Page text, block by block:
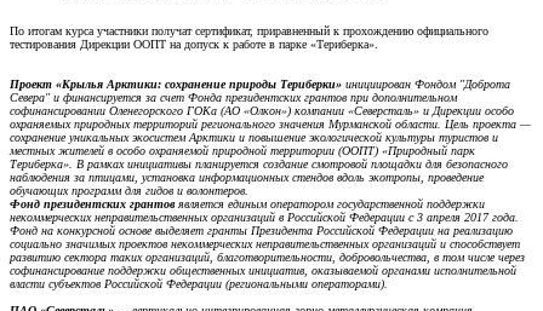
По итогам курса участники получат сертификат, приравненный к прохождению официального
тестирования Дирекции ООПТ на допуск к работе в парке «Териберка».
Проект «Крылья Арктики: сохранение природы Териберки» инициирован Фондом "Доброта
Севера" и финансируется за счет Фонда президентских грантов при дополнительном
софинансировании Оленегорского ГОКа (АО «Олкон») компании «Северсталь» и Дирекции особо
охраняемых природных территорий регионального значения Мурманской области. Цель проекта —
сохранение уникальных экосистем Арктики и повышение экологической культуры туристов и
местных жителей в особо охраняемой природной территории (ООПТ) «Природный парк
Териберка». В рамках инициативы планируется создание смотровой площадки для безопасного
наблюдения за птицами, установка информационных стендов вдоль экотропы, проведение
обучающих программ для гидов и волонтеров.
Фонд президентских грантовявляется единым оператором государственной поддержки
некоммерческих неправительственных организаций в Российской Федерации с 3 апреля 2017 года.
Фонд на конкурсной основе выделяет гранты Президента Российской Федерации на реализацию
социально значимых проектов некоммерческих неправительственных организаций и способствует
развитию сектора таких организаций, благотворительности, добровольчества, в том числе через
софинансирование поддержки общественных инициатив, оказываемой органами исполнительной
власти субъектов Российской Федерации (региональными операторами).